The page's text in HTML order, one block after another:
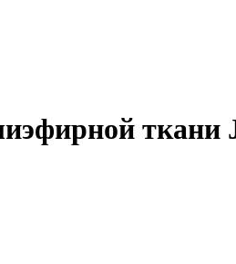
ткани